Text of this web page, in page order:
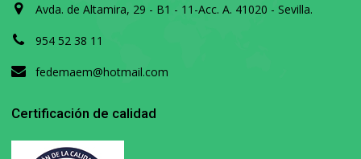
Avda. de Altamira, 29 - B1 - 11-Acc. A. 41020 - Sevilla.
954 52 38 11
fedemaem@hotmail.com
Certificación de calidad